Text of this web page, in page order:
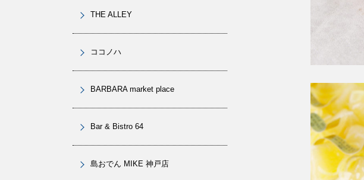
THE ALLEY
ココノハ
BARBARA market place
Bar & Bistro 64
島おでん MIKE 神戸店